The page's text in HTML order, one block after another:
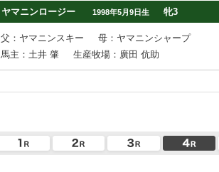
ヤマニンロージー
1998年5月9日生 牝3
父：ヤマニンスキー
母：ヤマニンシャープ
馬主：土井 肇
生産牧場：廣田 伉助